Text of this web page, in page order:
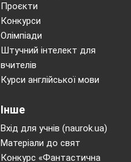
Проєкти
Конкурси
Олімпіади
Штучний інтелект для
вчителів
Курси англійської мови
Інше
Вхід для учнів (naurok.ua)
Матеріали до свят
Конкурс «Фантастична